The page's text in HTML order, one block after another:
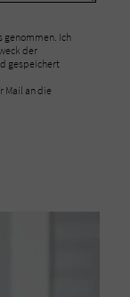
genommen. Ich
der
gespeichert
Mail an die